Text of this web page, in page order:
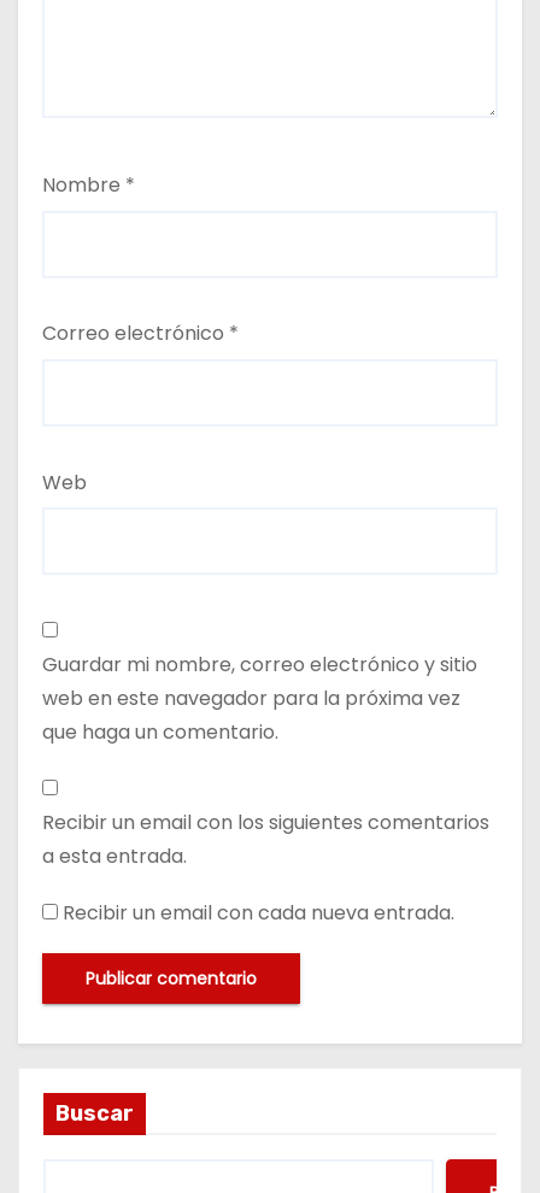
Nombre *
Correo electrónico *
Web
Guardar mi nombre, correo electrónico y sitio
web en este navegador para la próxima vez
que haga un comentario.
Recibir un email con los siguientes comentarios
a esta entrada.
Recibir un email con cada nueva entrada.
Buscar